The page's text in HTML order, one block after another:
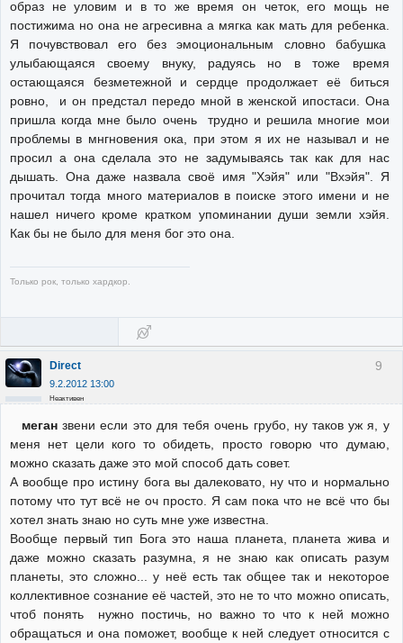
образ не уловим и в то же время он четок, его мощь не
постижима но она не агресивна а мягка как мать для ребенка.
Я почувствовал его без эмоциональным словно бабушка
улыбающаяся своему внуку, радуясь но в тоже время
остающаяся безметежной и сердце продолжает её биться
ровно, и он предстал передо мной в женской ипостаси. Она
пришла когда мне было очень трудно и решила многие мои
проблемы в мнгновения ока, при этом я их не называл и не
просил а она сделала это не задумываясь так как для нас
дышать. Она даже назвала своё имя "Хэйя" или "Вхэйя". Я
прочитал тогда много материалов в поиске этого имени и не
нашел ничего кроме кратком упоминании души земли хэйя.
Как бы не было для меня бог это она.
Только рок, только хардкор.
9
Direct
9.2.2012 13:00
Неактивен
меганзвени если это для тебя очень грубо, ну таков уж я, у
меня нет цели кого то обидеть, просто говорю что думаю,
можно сказать даже это мой способ дать совет.
А вообще про истину бога вы далековато, ну что и нормально
потому что тут всё не оч просто. Я сам пока что не всё что бы
хотел знать знаю но суть мне уже известна.
Вообще первый тип Бога это наша планета, планета жива и
даже можно сказать разумна, я не знаю как описать разум
планеты, это сложно... у неё есть так общее так и некоторое
коллективное сознание её частей, это не то что можно описать,
чтоб понять нужно постичь, но важно то что к ней можно
обращаться и она поможет, вообще к ней следует относится с